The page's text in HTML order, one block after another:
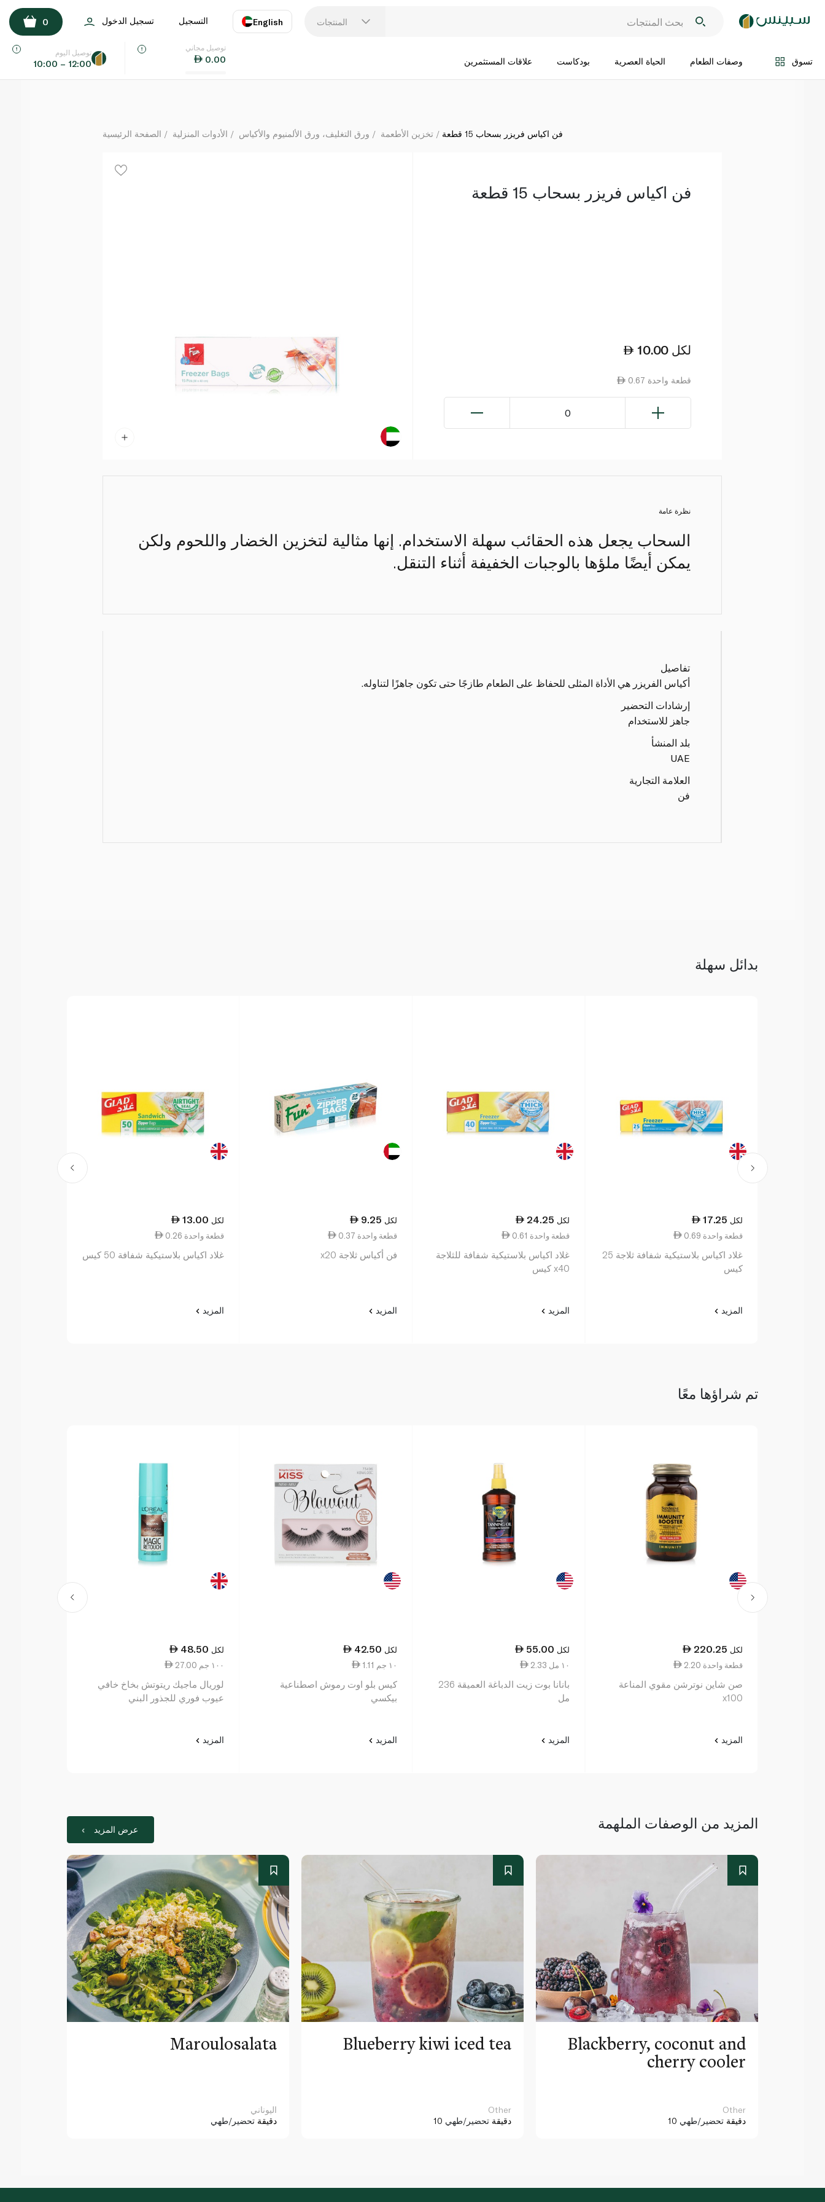
المنتجات English
اللغة
التسجيل تسجيل الدخول 0
تسوق وصفات الطعام الحياة العصرية بودكاست علاقات المستثمرين
توصيل مجاني
0.00
توصيل اليوم
10:00 – 12:00
اضف الى السلة
الصفحة الرئيسية الأدوات المنزلية ورق التغليف، ورق الألمنيوم والأكياس تخزين الأطعمة فن اكياس فريزر بسحاب 15 قطعة
فن اكياس فريزر بسحاب 15 قطعة
10.00 لكل
0.67 قطعة واحدة
0
نظرة عامة
السحاب يجعل هذه الحقائب سهلة الاستخدام. إنها مثالية لتخزين الخضار واللحوم ولكن
يمكن أيضًا ملؤها بالوجبات الخفيفة أثناء التنقل.
تفاصيل
أكياس الفريزر هي الأداة المثلى للحفاظ على الطعام طازجًا حتى تكون جاهزًا لتناوله.
إرشادات التحضير
جاهز للاستخدام
بلد المنشأ
UAE
العلامة التجارية
فن
بدائل سهلة
17.25 لكل
0.69 قطعة واحدة
غلاد اكياس بلاستيكية شفافة ثلاجة 25
كيس
المزيد
24.25 لكل
0.61 قطعة واحدة
غلاد اكياس بلاستيكية شفافة للثلاجة
x40 كيس
المزيد
9.25 لكل
0.37 قطعة واحدة
فن أكياس ثلاجة x20
المزيد
13.00 لكل
0.26 قطعة واحدة
غلاد اكياس بلاستيكية شفافة 50 كيس
المزيد
تم شراؤها معًا
220.25 لكل
2.20 قطعة واحدة
صن شاين نوترشن مقوي المناعة
x100
المزيد
55.00 لكل
2.33 ١٠ مل
بانانا بوت زيت الدباغة العميقة 236
مل
المزيد
42.50 لكل
1.11 ١٠ جم
كيس بلو اوت رموش اصطناعية
بيكسي
المزيد
48.50 لكل
27.00 ١٠٠ جم
لوريال ماجيك ريتوتش بخاخ خافي
عيوب فوري للجذور البني
المزيد
المزيد من الوصفات الملهمة عرض المزيد
Maroulosalata
اليوناني
دقيقة تحضير/طهي
Blueberry kiwi iced tea
Other
10 دقيقة تحضير/طهي
Blackberry, coconut and
cherry cooler
Other
10 دقيقة تحضير/طهي